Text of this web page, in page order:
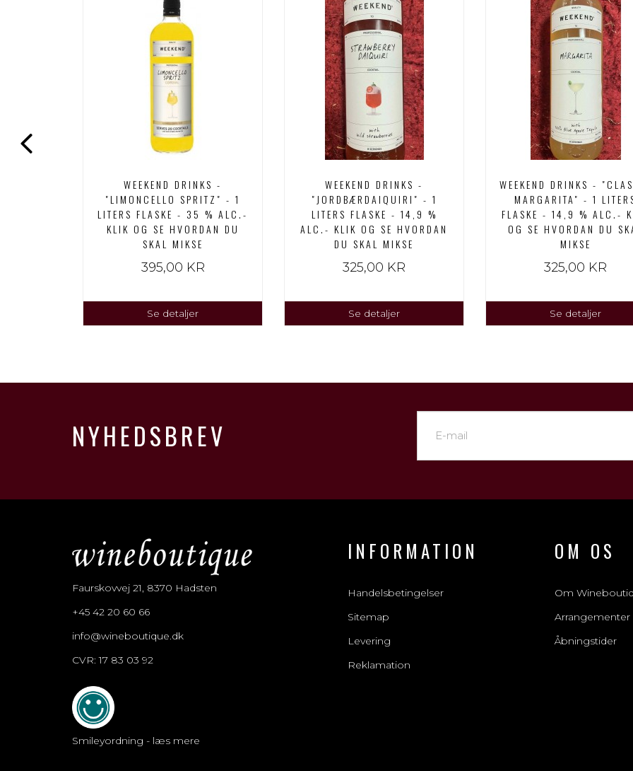
WEEKEND DRINKS -
"LIMONCELLO SPRITZ" - 1
LITERS FLASKE - 35 % ALC.-
KLIK OG SE HVORDAN DU
SKAL MIKSE
395,00 KR
Se detaljer
WEEKEND DRINKS -
"JORDBÆRDAIQUIRI" - 1
LITERS FLASKE - 14,9 %
ALC.- KLIK OG SE HVORDAN
DU SKAL MIKSE
325,00 KR
Se detaljer
WEEKEND DRINKS -
MARGARITA" - 1
FLASKE - 14,9 % ALC.-
OG SE HVORDAN DU
MIKSE
325,00 KR
Se detaljer
NYHEDSBREV
Faurskovvej 21, 8370 Hadsten
+45 42 20 60 66
info@wineboutique.dk
CVR: 17 83 03 92
Smileyordning - læs mere
INFORMATION
Handelsbetingelser
Sitemap
Levering
Reklamation
OM OS
Om
Arrangementer
Åbningstider